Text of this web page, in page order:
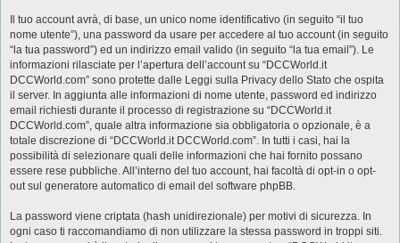
Il tuo account avrà, di base, un unico nome identificativo (in seguito “il tuo
nome utente”), una password da usare per accedere al tuo account (in seguito
“la tua password”) ed un indirizzo email valido (in seguito “la tua email”). Le
informazioni rilasciate per l’apertura dell’account su “DCCWorld.it
DCCWorld.com” sono protette dalle Leggi sulla Privacy dello Stato che ospita
il server. In aggiunta alle informazioni di nome utente, password ed indirizzo
email richiesti durante il processo di registrazione su “DCCWorld.it
DCCWorld.com”, quale altra informazione sia obbligatoria o opzionale, è a
totale discrezione di “DCCWorld.it DCCWorld.com”. In tutti i casi, hai la
possibilità di selezionare quali delle informazioni che hai fornito possano
essere rese pubbliche. All’interno del tuo account, hai facoltà di opt-in o opt-
out sul generatore automatico di email del software phpBB.
La password viene criptata (hash unidirezionale) per motivi di sicurezza. In
ogni caso ti raccomandiamo di non utilizzare la stessa password in troppi siti.